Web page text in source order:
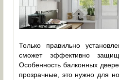
Только правильно
сможет эффективно
Особенность балконных
прозрачные, это нужно для